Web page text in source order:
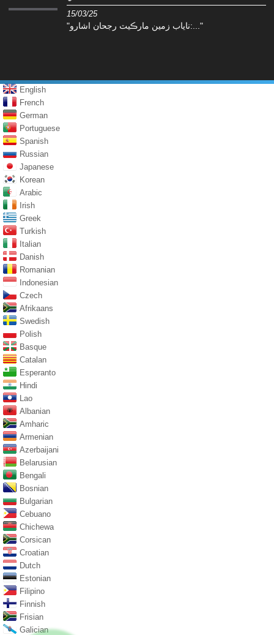
15/03/25
"ناياب زمين مارڪيٽ رجحان اشارو:..."
English
French
German
Portuguese
Spanish
Russian
Japanese
Korean
Arabic
Irish
Greek
Turkish
Italian
Danish
Romanian
Indonesian
Czech
Afrikaans
Swedish
Polish
Basque
Catalan
Esperanto
Hindi
Lao
Albanian
Amharic
Armenian
Azerbaijani
Belarusian
Bengali
Bosnian
Bulgarian
Cebuano
Chichewa
Corsican
Croatian
Dutch
Estonian
Filipino
Finnish
Frisian
Galician